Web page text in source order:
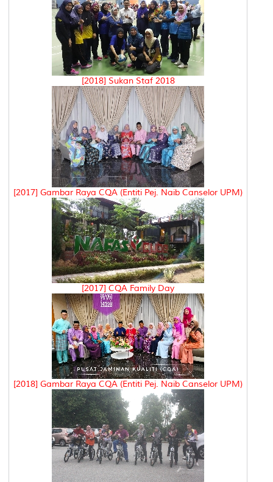
[2018] Sukan Staf 2018
[2017] Gambar Raya CQA (Entiti Pej. Naib Canselor UPM)
[2017] CQA Family Day
[2018] Gambar Raya CQA (Entiti Pej. Naib Canselor UPM)